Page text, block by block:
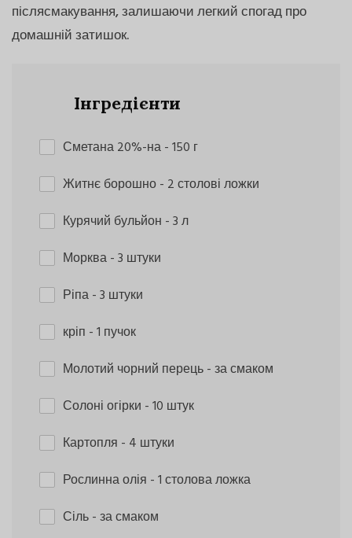
післясмакування, залишаючи легкий спогад про
домашній затишок.
Інгредієнти
Сметана 20%-на- 150 г
Житнє борошно- 2 столові ложки
Курячий бульйон - 3 л
Морква- 3 штуки
Ріпа- 3 штуки
кріп - 1 пучок
Молотий чорний перець- за смаком
Солоні огірки - 10 штук
Картопля - 4 штуки
Рослинна олія - 1 столова ложка
Сіль- за смаком